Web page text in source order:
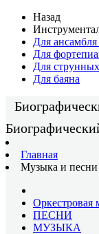
Назад
Для ансамбля
Для
Для струнных
Для баяна
Главная
Музыка и песни
Оркестровая
ПЕСНИ
МУЗЫКА